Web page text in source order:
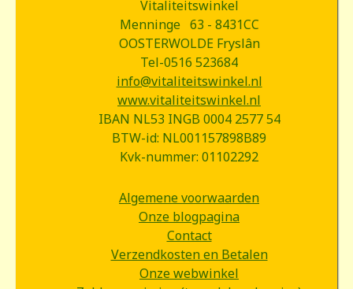
Vitaliteitswinkel
Menninge 63 - 8431CC
OOSTERWOLDE Fryslân
Tel-0516 523684
info@vitaliteitswinkel.nl
www.vitaliteitswinkel.nl
IBAN NL53 INGB 0004 2577 54
BTW-id: NL001157898B89
Kvk-nummer: 01102292
Algemene voorwaarden
Onze blogpagina
Contact
Verzendkosten en Betalen
Onze webwinkel